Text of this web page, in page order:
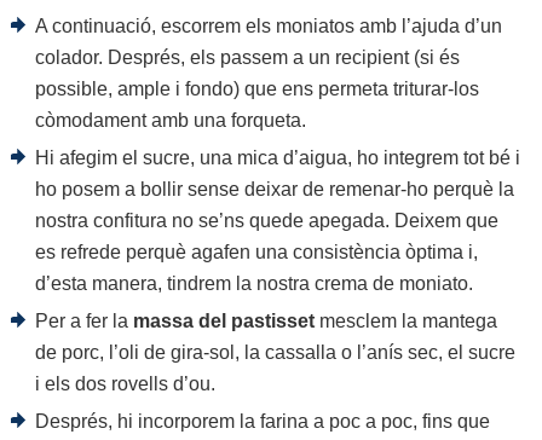
A continuació, escorrem els moniatos amb l’ajuda d’un
colador. Després, els passem a un recipient (si és
possible, ample i fondo) que ens permeta triturar-los
còmodament amb una forqueta.
Hi afegim el sucre, una mica d’aigua, ho integrem tot bé i
ho posem a bollir sense deixar de remenar-ho perquè la
nostra confitura no se’ns quede apegada. Deixem que
es refrede perquè agafen una consistència òptima i,
d’esta manera, tindrem la nostra crema de moniato.
Per a fer la massa del pastisset mesclem la mantega
de porc, l’oli de gira-sol, la cassalla o l’anís sec, el sucre
i els dos rovells d’ou.
Després, hi incorporem la farina a poc a poc, fins que